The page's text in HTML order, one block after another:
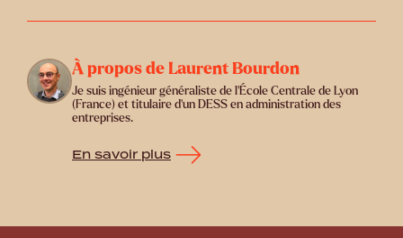
À propos de Laurent Bourdon
Je suis ingénieur généraliste de l’École Centrale de Lyon
(France) et titulaire d’un DESS en administration des
entreprises.
En savoir plus